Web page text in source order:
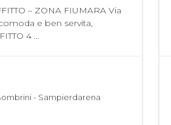
– ZONA FIUMARA Via
e ben servita,
4 ...
- Sampierdarena